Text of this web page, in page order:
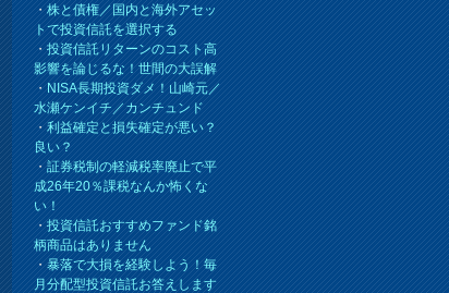
・株と債権／国内と海外アセッ
トで投資信託を選択する
・投資信託リターンのコスト高
影響を論じるな！世間の大誤解
・NISA長期投資ダメ！山崎元／
水瀬ケンイチ／カンチュンド
・利益確定と損失確定が悪い？
良い？
・証券税制の軽減税率廃止で平
成26年20％課税なんか怖くな
い！
・投資信託おすすめファンド銘
柄商品はありません
・暴落で大損を経験しよう！毎
月分配型投資信託お答えします